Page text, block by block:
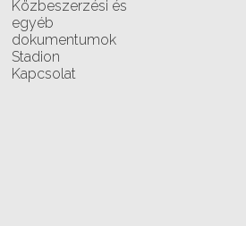
Közbeszerzési és
egyéb
dokumentumok
Stadion
Kapcsolat